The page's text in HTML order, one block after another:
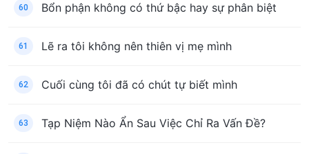
60 Bổn phận không có thứ bậc hay sự phân biệt
61 Lẽ ra tôi không nên thiên vị mẹ mình
62 Cuối cùng tôi đã có chút tự biết mình
63 Tạp Niệm Nào Ẩn Sau Việc Chỉ Ra Vấn Đề?